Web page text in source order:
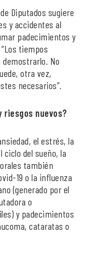
Diputados sugiere
y accidentes al
padecimientos y
tiempos
No
otra vez,
necesarios”.
riesgos nuevos?
el estrés, la
del sueño, la
también
19 o la influenza
(generado por el
o
y padecimientos
cataratas o